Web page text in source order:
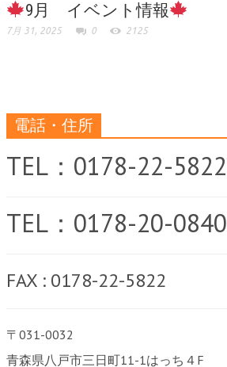
9月 イベント情報
7月 31, 2025 0 2125
電話・住所
TEL：0178-22-5822
TEL：0178-20-0840
FAX : 0178-22-5822
〒031-0032
青森県八戸市三日町11-1はっち４F